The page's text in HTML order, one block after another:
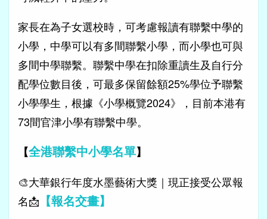
家長在為子女選校時，可考慮報讀有聯繫中學的
小學，中學可以有多間聯繫小學，而小學也可與
多間中學聯繫。聯繫中學在扣除重讀生及自行分
配學位數目後，可最多保留餘額25%學位予聯繫
小學學生，根據《小學概覽2024》，目前本港有
73間官津小學有聯繫中學。
【全港聯繫中小學名單】
🎨大華銀行年度水墨藝術大獎｜現正接受公眾報
名📩 【報名交畫】